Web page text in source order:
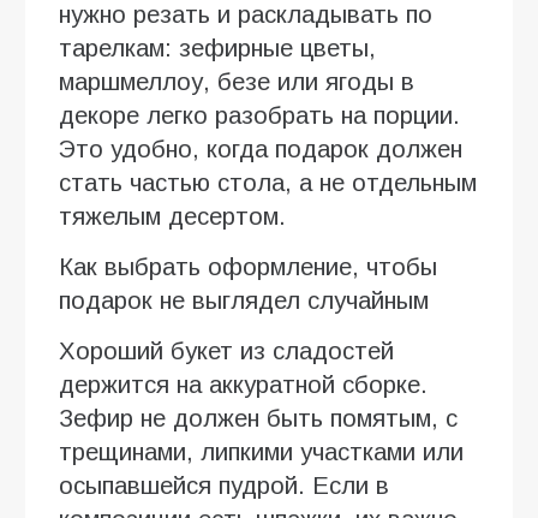
нужно резать и раскладывать по
тарелкам: зефирные цветы,
маршмеллоу, безе или ягоды в
декоре легко разобрать на порции.
Это удобно, когда подарок должен
стать частью стола, а не отдельным
тяжелым десертом.
Как выбрать оформление, чтобы
подарок не выглядел случайным
Хороший букет из сладостей
держится на аккуратной сборке.
Зефир не должен быть помятым, с
трещинами, липкими участками или
осыпавшейся пудрой. Если в